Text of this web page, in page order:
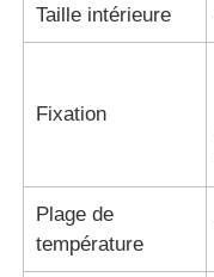
Machine d'essai
Machine d'essai
équipement
Taille intérieure
Fixation
Plage de
température